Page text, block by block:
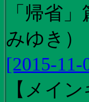
「帰省
みゆき）
[2015-11-
【メイ